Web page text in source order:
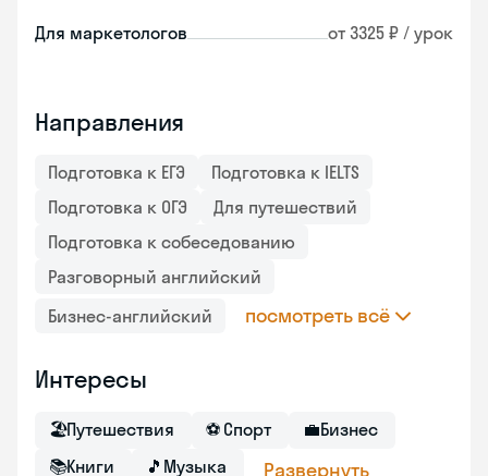
Для маркетологов от 3325 ₽ / урок
Направления
Подготовка к ЕГЭ
Подготовка к IELTS
Подготовка к ОГЭ
Для путешествий
Подготовка к собеседованию
Разговорный английский
Бизнес-английский
посмотреть всё
Интересы
🏖Путешествия ⚽ Спорт 💼Бизнес
📚Книги 🎵 Музыка Развернуть